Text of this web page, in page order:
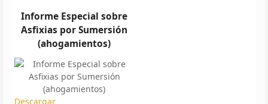
Informe Especial sobre
Asfixias por Sumersión
(ahogamientos)
Descargar